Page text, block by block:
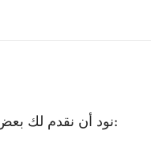
نود أن نقدم لك بعض البدائل بينما نقوم بإصلاح الخطأ: